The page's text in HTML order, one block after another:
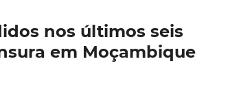
nos últimos seis
em Moçambique